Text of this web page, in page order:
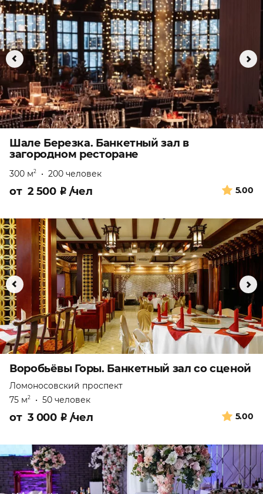
Шале Березка. Банкетный зал в
загородном ресторане
300 м2 • 200 человек
5.00
от 2 500 ₽ /чел
Воробьёвы Горы. Банкетный зал со сценой
Ломоносовский проспект
75 м2 • 50 человек
5.00
от 3 000 ₽ /чел